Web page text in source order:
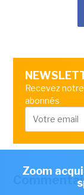
Recevez
abonnés
Zoom